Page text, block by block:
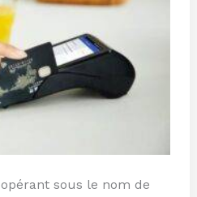
sous le nom de